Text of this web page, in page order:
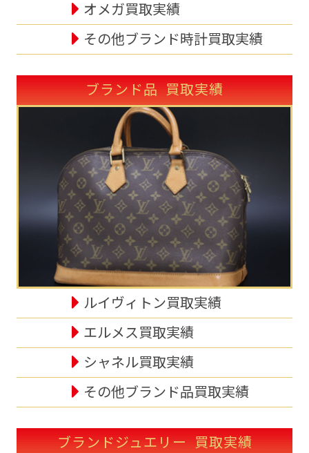
オメガ買取実績
その他ブランド時計買取実績
ブランド品 買取実績
ルイヴィトン買取実績
エルメス買取実績
シャネル買取実績
その他ブランド品買取実績
ブランドジュエリー 買取実績